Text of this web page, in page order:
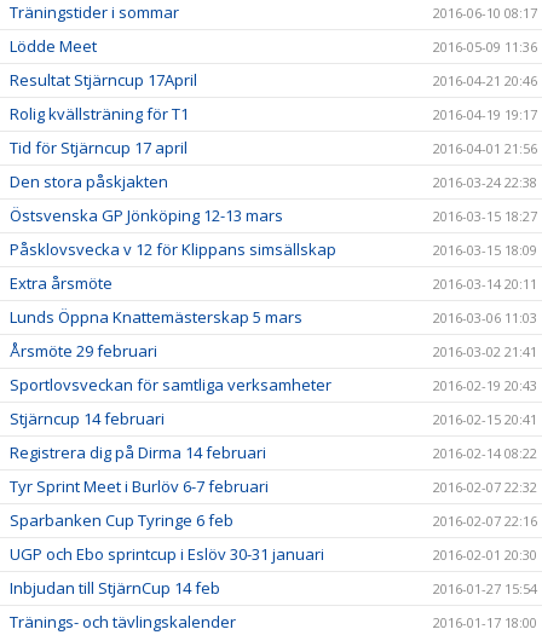
Träningstider i sommar 2016-06-10 08:17
Lödde Meet 2016-05-09 11:36
Resultat Stjärncup 17April 2016-04-21 20:46
Rolig kvällsträning för T1 2016-04-19 19:17
Tid för Stjärncup 17 april 2016-04-01 21:56
Den stora påskjakten 2016-03-24 22:38
Östsvenska GP Jönköping 12-13 mars 2016-03-15 18:27
Påsklovsvecka v 12 för Klippans simsällskap 2016-03-15 18:09
Extra årsmöte 2016-03-14 20:11
Lunds Öppna Knattemästerskap 5 mars 2016-03-06 11:03
Årsmöte 29 februari 2016-03-02 21:41
Sportlovsveckan för samtliga verksamheter 2016-02-19 20:43
Stjärncup 14 februari 2016-02-15 20:41
Registrera dig på Dirma 14 februari 2016-02-14 08:22
Tyr Sprint Meet i Burlöv 6-7 februari 2016-02-07 22:32
Sparbanken Cup Tyringe 6 feb 2016-02-07 22:16
UGP och Ebo sprintcup i Eslöv 30-31 januari 2016-02-01 20:30
Inbjudan till StjärnCup 14 feb 2016-01-27 15:54
Tränings- och tävlingskalender 2016-01-17 18:00